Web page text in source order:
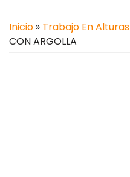
Inicio » Trabajo En Alturas
CON ARGOLLA